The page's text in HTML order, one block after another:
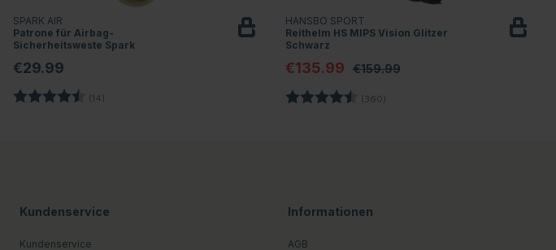
SPARK AIR
Patrone für Airbag-
Sicherheitsweste Spark
€29.99
Bewertung: (14)
HANSBO SPORT
Reithelm HS MIPS Vision Glitzer
Schwarz
€135.99 €159.99
Bewertung: (360)
Kundenservice
Kundenservice
Informationen
AGB